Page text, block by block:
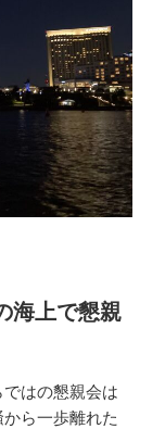
海上で懇親
はの懇親会は
ら一歩離れた